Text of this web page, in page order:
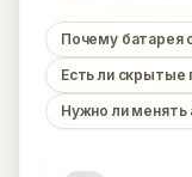
Почему батарея
Есть ли скрытые
Нужно ли менять